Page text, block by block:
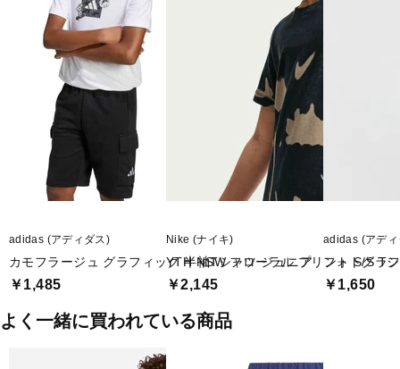
adidas (アディダス)
カモフラージュ グラフィック 半袖Tシャツ ジュニア
￥1,485
Nike (ナイキ)
YTH NSW フローラル プリント S/S T
￥2,145
adidas (アディ
フォトグラ
￥1,650
よく一緒に買われている商品